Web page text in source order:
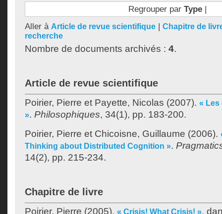
Regrouper par Type|
Aller à Article de revue scientifique | Chapitre de
recherche
Nombre de documents archivés : 4.
Article de revue scientifique
Poirier, Pierre et Payette, Nicolas (2007). « Les
». Philosophiques, 34(1), pp. 183-200.
Poirier, Pierre et Chicoisne, Guillaume (2006).
Thinking about Distributed Cognition ».
14(2), pp. 215-234.
Chapitre de livre
Poirier, Pierre (2005). « Crisis! What Crisis! »,